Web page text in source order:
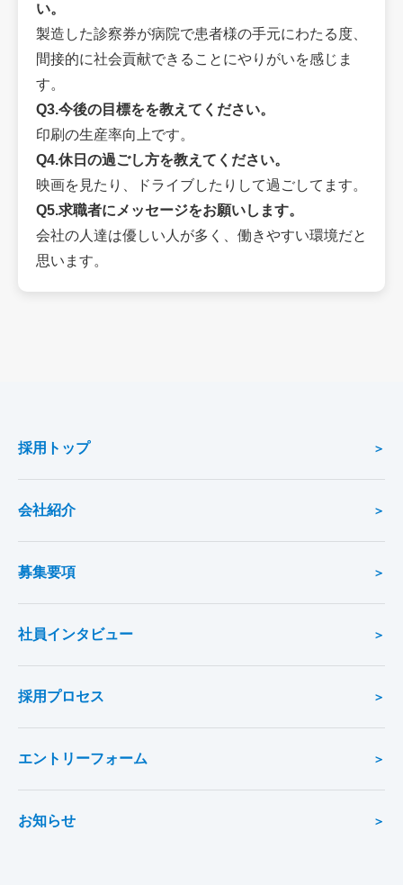
い。
製造した診察券が病院で患者様の手元にわたる度、
間接的に社会貢献できることにやりがいを感じま
す。
Q3.今後の目標をを教えてください。
印刷の生産率向上です。
Q4.休日の過ごし方を教えてください。
映画を見たり、ドライブしたりして過ごしてます。
Q5.求職者にメッセージをお願いします。
会社の人達は優しい人が多く、働きやすい環境だと
思います。
採用トップ
会社紹介
募集要項
社員インタビュー
採用プロセス
エントリーフォーム
お知らせ